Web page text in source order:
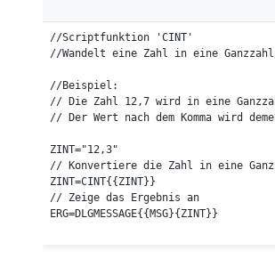
//Scriptfunktion 'CINT'
//Wandelt eine Zahl in eine
//Beispiel:
// Die Zahl 12,7 wird in eine
// Der Wert nach dem Komma wird
ZINT="12,3"
// Konvertiere die Zahl in eine
ZINT=CINT{{ZINT}}
// Zeige das Ergebnis an
ERG=DLGMESSAGE{{MSG}{ZINT}}